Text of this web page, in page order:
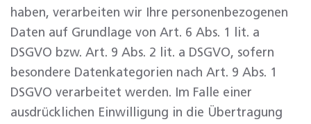
haben, verarbeiten wir Ihre personenbezogenen
Daten auf Grundlage von Art. 6 Abs. 1 lit. a
DSGVO bzw. Art. 9 Abs. 2 lit. a DSGVO, sofern
besondere Datenkategorien nach Art. 9 Abs. 1
DSGVO verarbeitet werden. Im Falle einer
ausdrücklichen Einwilligung in die Übertragung